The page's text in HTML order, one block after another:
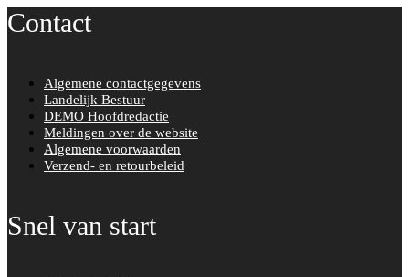
o
Contact
Algemene contactgegevens
Landelijk Bestuur
DEMO Hoofdredactie
Meldingen over de website
Algemene voorwaarden
Verzend- en retourbeleid
Snel van start